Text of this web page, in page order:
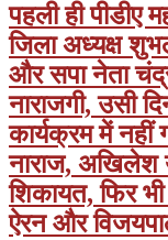
पहली ही पीडीए
जिला अध्यक्ष
और सपा नेता
नाराजगी, उसी
कार्यक्रम में
नाराज, अखिलेश
शिकायत, फिर
ऐरन और